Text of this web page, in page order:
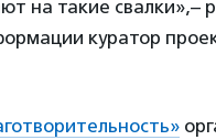
на такие свалки»,–
куратор